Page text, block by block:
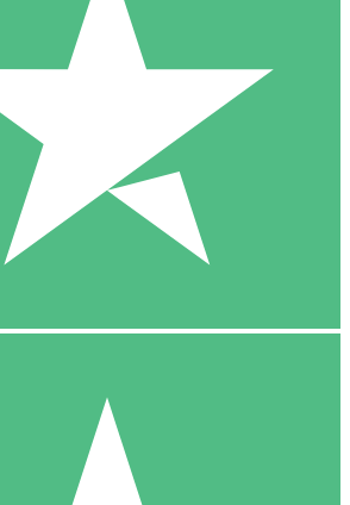
Crédits Individuels
des crédits de téléchargement. Sans
1 Téléchargement
10 00
10 Téléchargements
20 00